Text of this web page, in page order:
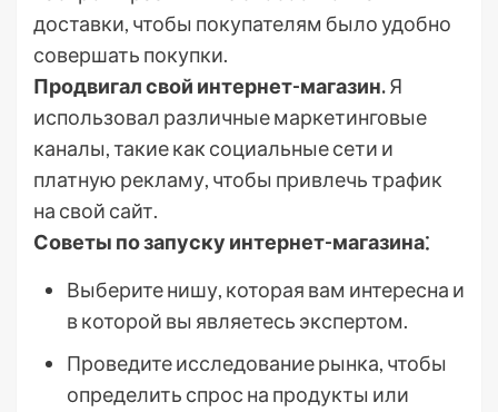
доставки, чтобы покупателям было удобно
совершать покупки.
Продвигал свой интернет-магазин.Я
использовал различные маркетинговые
каналы, такие как социальные сети и
платную рекламу, чтобы привлечь трафик
на свой сайт.
Советы по запуску интернет-магазина⁚
Выберите нишу, которая вам интересна и
в которой вы являетесь экспертом.
Проведите исследование рынка, чтобы
определить спрос на продукты или